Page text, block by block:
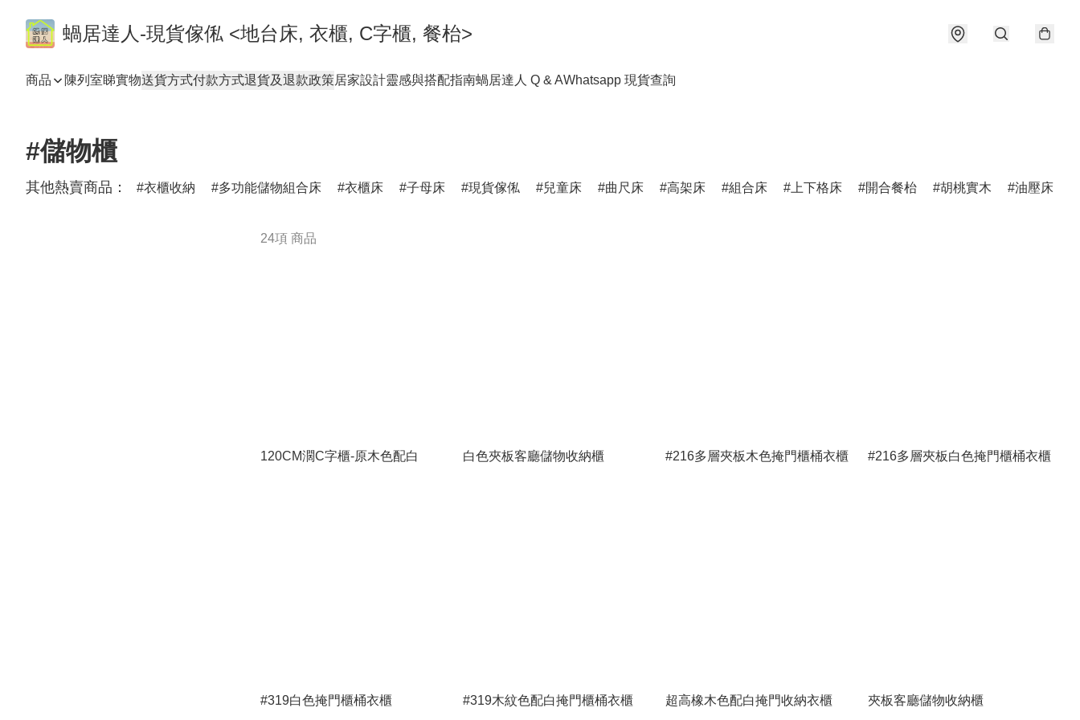
蝸居達人-現貨傢俬 <地台床, 衣櫃, C字櫃, 餐枱>
商品 陳列室睇實物送貨方式付款方式退貨及退款政策居家設計靈感與搭配指南蝸居達人 Q & AWhatsapp 現貨查詢
#儲物櫃
其他熱賣商品： 衣櫃收納 多功能儲物組合床 衣櫃床 子母床 現貨傢俬 兒童床 曲尺床 高架床 組合床 上下格床 開合餐枱 胡桃實木 油壓床
24項 商品
120CM濶C字櫃-原木色配白 白色夾板客廳儲物收納櫃 #216多層夾板木色掩門櫃桶衣櫃 #216多層夾板白色掩門櫃桶衣櫃
#319白色掩門櫃桶衣櫃 #319木紋色配白掩門櫃桶衣櫃 超高橡木色配白掩門收納衣櫃 夾板客廳儲物收納櫃